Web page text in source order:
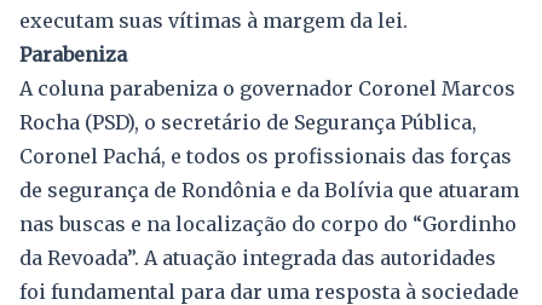
executam suas vítimas à margem da lei.
Parabeniza
A coluna parabeniza o governador Coronel Marcos
Rocha (PSD), o secretário de Segurança Pública,
Coronel Pachá, e todos os profissionais das forças
de segurança de Rondônia e da Bolívia que atuaram
nas buscas e na localização do corpo do “Gordinho
da Revoada”. A atuação integrada das autoridades
foi fundamental para dar uma resposta à sociedade